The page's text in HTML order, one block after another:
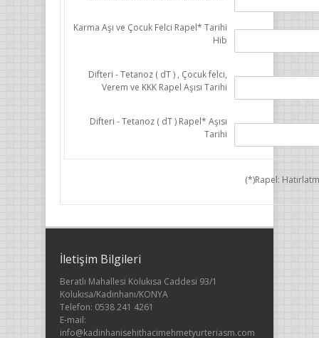
Karma Aşı ve Çocuk Felci Rapel* Tarihi
Hib
Difteri - Tetanoz ( dT ) , Çocuk felci,
Verem ve KKK Rapel Aşısı Tarihi
Difteri - Tetanoz ( dT ) Rapel* Aşısı
Tarihi
(*)Rapel:
İletişim Bilgileri
Beratlı Mahallesi Kolukısa Caddesi 93/1
Kolukısa/Kadınhanı/KONYA
Telefon: 0538 241 4261
E-mail:
info@kadinhanisehithacimehmetyurteriasm.com